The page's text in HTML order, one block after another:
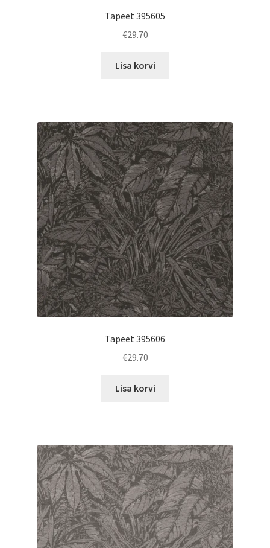
Tapeet 395605
€29.70
Lisa korvi
Tapeet 395606
€29.70
Lisa korvi